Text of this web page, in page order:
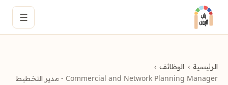
☰
الرئيسية
الوظائف
Commercial and Network Planning Manager - مدير التخطيط